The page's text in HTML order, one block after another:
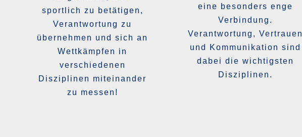
sportlich zu betätigen,
Verantwortung zu
übernehmen und sich an
Wettkämpfen in
verschiedenen
Disziplinen miteinander
zu messen!
eine besonders enge
Verbindung.
Verantwortung, Vertrauen
und Kommunikation sind
dabei die wichtigsten
Disziplinen.